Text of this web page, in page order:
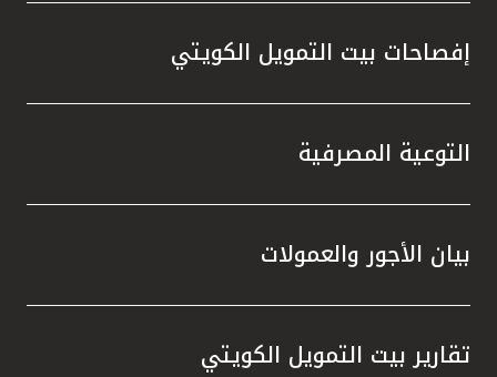
إفصاحات بيت التمويل الكويتي
التوعية المصرفية
بيان الأجور والعمولات
تقارير بيت التمويل الكويتي